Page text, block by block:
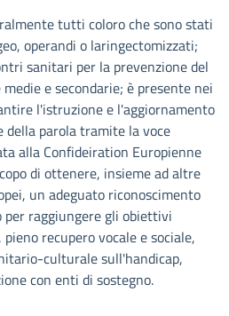
tutti coloro che sono stati
operandi o laringectomizzati;
sanitari per la prevenzione del
e secondarie; è presente nei
l'istruzione e l'aggiornamento
della parola tramite la voce
alla Confideiration Europienne
di ottenere, insieme ad altre
un adeguato riconoscimento
raggiungere gli obiettivi
recupero vocale e sociale,
culturale sull'handicap,
con enti di sostegno.